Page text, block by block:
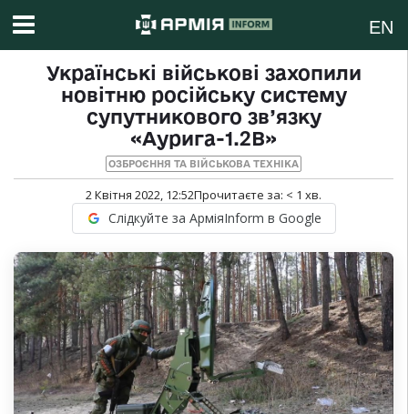
EN
Українські військові захопили
новітню російську систему
супутникового зв’язку
«Аурига-1.2В»
ОЗБРОЄННЯ ТА ВІЙСЬКОВА ТЕХНІКА
2 Квітня 2022, 12:52Прочитаєте за: < 1 хв.
Слідкуйте за АрміяInform в Google